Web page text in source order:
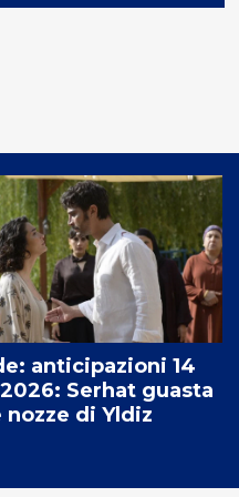
anticipazioni 14
Serhat guasta
nozze di Yldiz